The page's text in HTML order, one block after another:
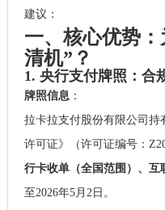
建议：
一、核心优势
清机”？
1. 央行支付牌照：合
牌照信息：
拉卡拉支付股份有限公司持
许可证》（许可证编号：
行卡收单（全国范围）、互
至2026年5月2日。